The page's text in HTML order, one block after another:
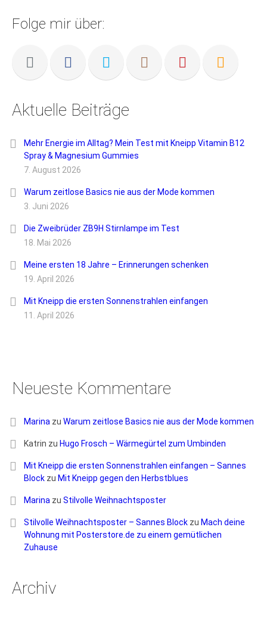
Folge mir über:
Aktuelle Beiträge
Mehr Energie im Alltag? Mein Test mit Kneipp Vitamin B12
Spray & Magnesium Gummies
7. August 2026
Warum zeitlose Basics nie aus der Mode kommen
3. Juni 2026
Die Zweibrüder ZB9H Stirnlampe im Test
18. Mai 2026
Meine ersten 18 Jahre – Erinnerungen schenken
19. April 2026
Mit Kneipp die ersten Sonnenstrahlen einfangen
11. April 2026
Neueste Kommentare
Marina zu Warum zeitlose Basics nie aus der Mode kommen
Katrin zu Hugo Frosch – Wärmegürtel zum Umbinden
Mit Kneipp die ersten Sonnenstrahlen einfangen – Sannes
Block zu Mit Kneipp gegen den Herbstblues
Marina zu Stilvolle Weihnachtsposter
Stilvolle Weihnachtsposter – Sannes Block zu Mach deine
Wohnung mit Posterstore.de zu einem gemütlichen
Zuhause
Archiv